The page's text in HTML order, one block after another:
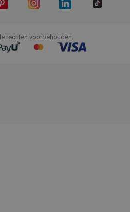
rechten voorbehouden.